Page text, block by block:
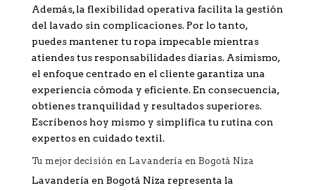
Además, la flexibilidad operativa facilita la gestión
del lavado sin complicaciones. Por lo tanto,
puedes mantener tu ropa impecable mientras
atiendes tus responsabilidades diarias. Asimismo,
el enfoque centrado en el cliente garantiza una
experiencia cómoda y eficiente. En consecuencia,
obtienes tranquilidad y resultados superiores.
Escríbenos hoy mismo y simplifica tu rutina con
expertos en cuidado textil.
Tu mejor decisión en Lavandería en Bogotá Niza
Lavandería en Bogotá Niza representa la